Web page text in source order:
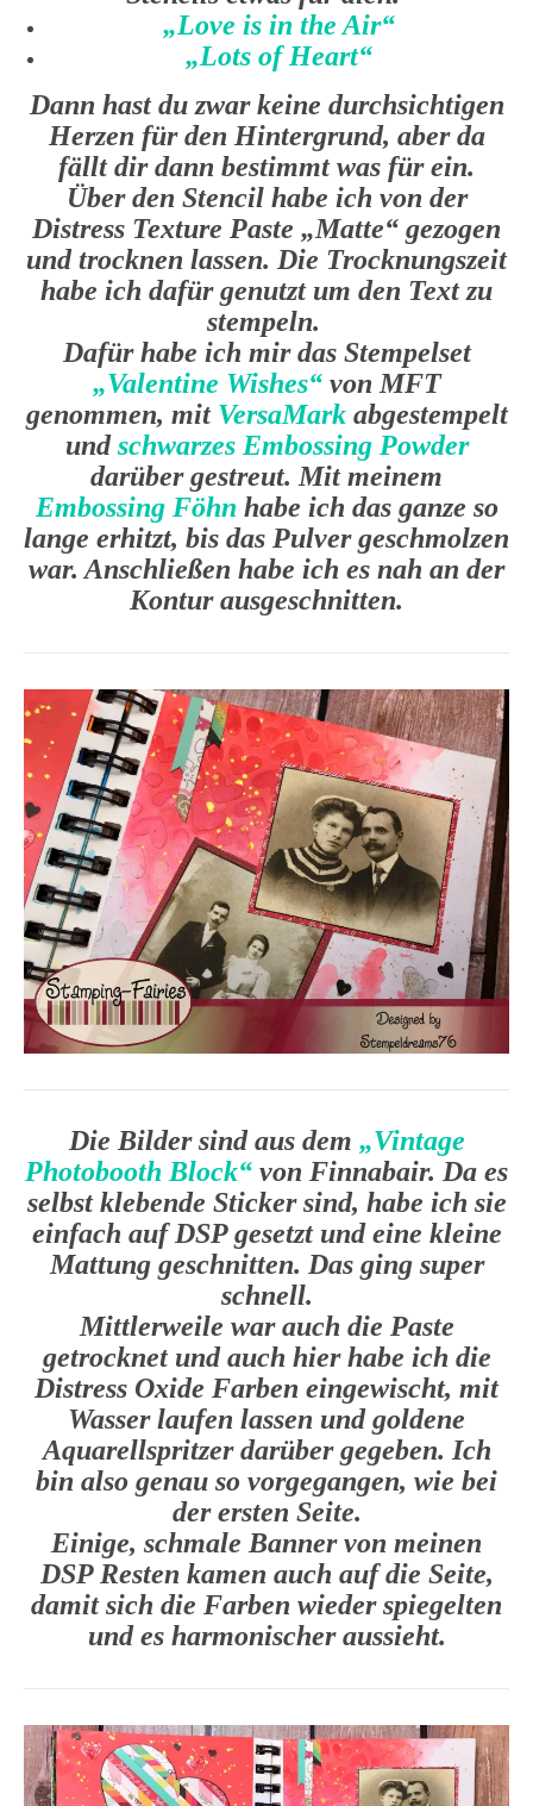
„Love is in the Air“
„Lots of Heart“
Dann hast du zwar keine durchsichtigen
Herzen für den Hintergrund, aber da
fällt dir dann bestimmt was für ein.
Über den Stencil habe ich von der
Distress Texture Paste „Matte“ gezogen
und trocknen lassen. Die Trocknungszeit
habe ich dafür genutzt um den Text zu
stempeln.
Dafür habe ich mir das Stempelset
„Valentine Wishes“von MFT
genommen, mit VersaMarkabgestempelt
undschwarzes Embossing Powder
darüber gestreut. Mit meinem
Embossing Föhn habe ich das ganze so
lange erhitzt, bis das Pulver geschmolzen
war. Anschließen habe ich es nah an der
Kontur ausgeschnitten.
Die Bilder sind aus dem „Vintage
Photobooth Block“ von Finnabair. Da es
selbst klebende Sticker sind, habe ich sie
einfach auf DSP gesetzt und eine kleine
Mattung geschnitten. Das ging super
schnell.
Mittlerweile war auch die Paste
getrocknet und auch hier habe ich die
Distress Oxide Farben eingewischt, mit
Wasser laufen lassen und goldene
Aquarellspritzer darüber gegeben. Ich
bin also genau so vorgegangen, wie bei
der ersten Seite.
Einige, schmale Banner von meinen
DSP Resten kamen auch auf die Seite,
damit sich die Farben wieder spiegelten
und es harmonischer aussieht.